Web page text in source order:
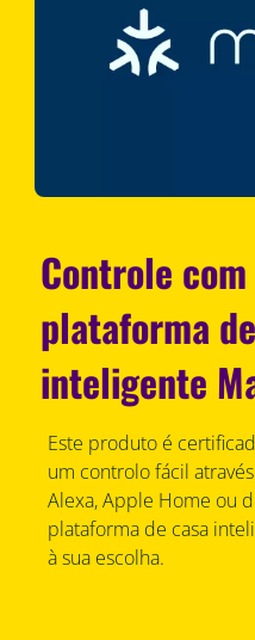
Controle
plataforma
inteligente
Este produto é
um controlo fácil
Alexa, Apple Home ou
plataforma de casa
à sua escolha.